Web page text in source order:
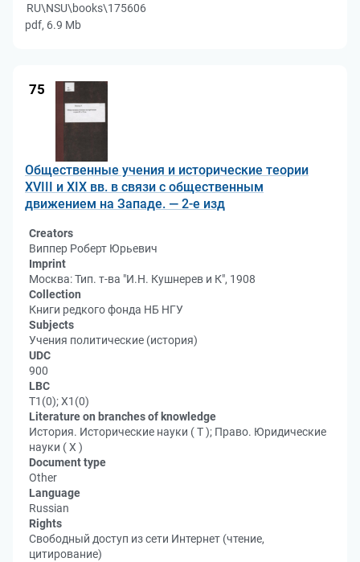
RU\NSU\books\175606
pdf, 6.9 Mb
75
Общественные учения и исторические теории
XVIII и XIX вв. в связи с общественным
движением на Западе. — 2-е изд
Creators
Виппер Роберт Юрьевич
Imprint
Москва: Тип. т-ва "И.Н. Кушнерев и К", 1908
Collection
Книги редкого фонда НБ НГУ
Subjects
Учения политические (история)
UDC
900
LBC
Т1(0); Х1(0)
Literature on branches of knowledge
История. Исторические науки ( Т ); Право. Юридические
науки ( Х )
Document type
Other
Language
Russian
Rights
Свободный доступ из сети Интернет (чтение,
цитирование)